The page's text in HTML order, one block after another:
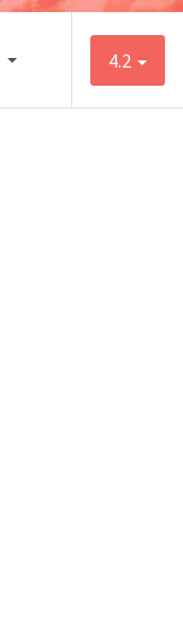
4.2